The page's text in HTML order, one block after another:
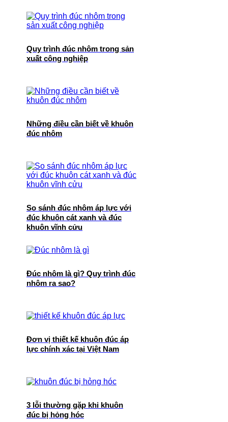
Quy trình đúc nhôm trong sản
xuất công nghiệp
Những điều cần biết về khuôn
đúc nhôm
So sánh đúc nhôm áp lực với
đúc khuôn cát xanh và đúc
khuôn vĩnh cửu
Đúc nhôm là gì? Quy trình đúc
nhôm ra sao?
Đơn vị thiết kế khuôn đúc áp
lực chính xác tại Việt Nam
3 lỗi thường gặp khi khuôn
đúc bị hỏng hóc